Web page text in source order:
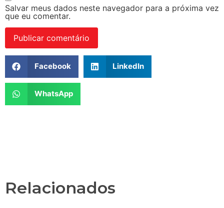
Salvar meus dados neste navegador para a próxima vez
que eu comentar.
Facebook LinkedIn
WhatsApp
Relacionados